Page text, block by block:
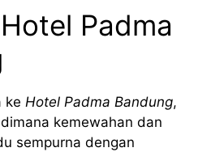
Padma
ke Hotel Padma Bandung,
kemewahan dan
sempurna dengan